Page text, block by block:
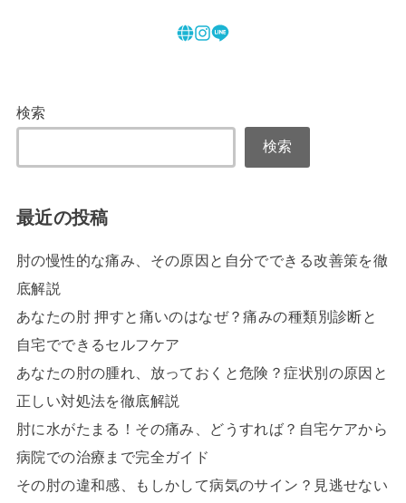
検索
検索
最近の投稿
肘の慢性的な痛み、その原因と自分でできる改善策を徹
底解説
あなたの肘 押すと痛いのはなぜ？痛みの種類別診断と
自宅でできるセルフケア
あなたの肘の腫れ、放っておくと危険？症状別の原因と
正しい対処法を徹底解説
肘に水がたまる！その痛み、どうすれば？自宅ケアから
病院での治療まで完全ガイド
その肘の違和感、もしかして病気のサイン？見逃せない